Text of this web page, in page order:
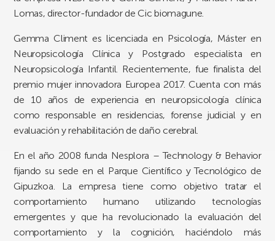
Lomas, director-fundador de Cic biomagune.
Gemma Climentes licenciada en Psicología, Máster en
Neuropsicología Clínica y Postgrado especialista en
Neuropsicología Infantil. Recientemente, fue finalista del
premio mujer innovadora Europea 2017. Cuenta con más
de 10 años de experiencia en neuropsicología clínica
como responsable en residencias, forense judicial y en
evaluación y rehabilitación de daño cerebral.
En el año 2008 funda Nesplora – Technology & Behavior
fijando su sede en el Parque Científico y Tecnológico de
Gipuzkoa. La empresa tiene como objetivo tratar el
comportamiento humano utilizando tecnologías
emergentes y que ha revolucionado la evaluación del
comportamiento y la cognición, haciéndolo más